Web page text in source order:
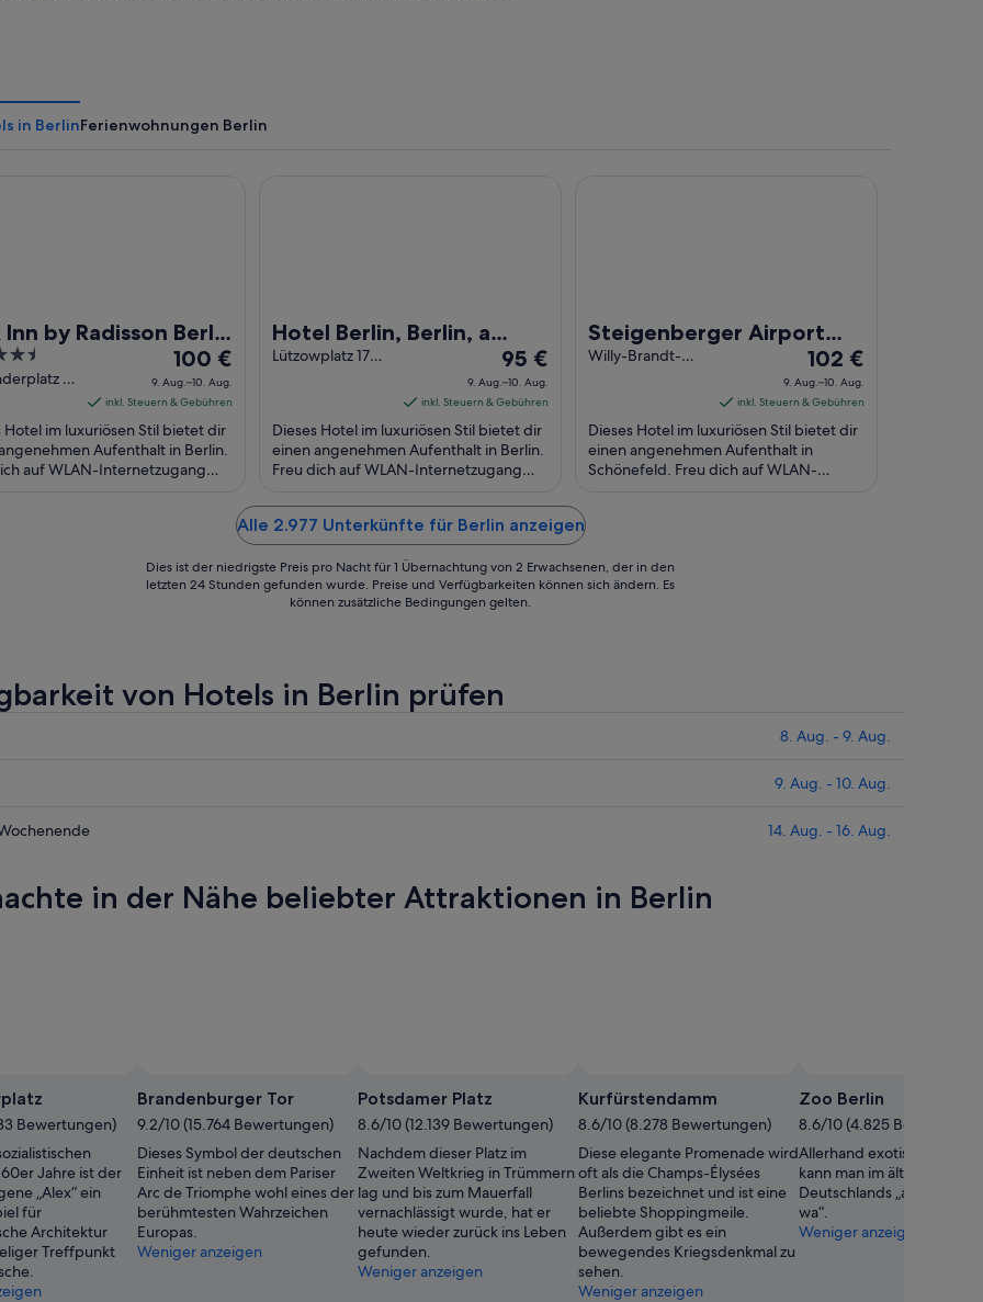
in BerlinFerienwohnungen Berlin
Inn by Radisson Berlin
7
Der
Preis
beträgt
100 €
pro
Nacht
bis
zum
100 €
9. Aug.–10. Aug.
inkl. Steuern & Gebühren
Hotel im luxuriösen Stil bietet dir
Aufenthalt in Berlin.
auf WLAN-Internetzugang
Hotel Berlin, Berlin, a
member of Radisson
Lützowplatz 17
Der
Preis
beträgt
95 €
pro
Nacht
9.
Aug.
bis
zum
10.
95 €
9. Aug.–10. Aug.
inkl. Steuern & Gebühren
Dieses Hotel im luxuriösen Stil bietet dir
einen angenehmen Aufenthalt in Berlin.
Freu dich auf WLAN-Internetzugang
und ...
Steigenberger Airport
Hotel Berlin
Willy-Brandt-
Der
Preis
beträgt
102 €
pro
Nacht
102 €
9. Aug.–10. Aug.
inkl. Steuern & Gebühren
Dieses Hotel im luxuriösen Stil bietet dir
einen angenehmen Aufenthalt in
Schönefeld. Freu dich auf WLAN-
Alle 2.977 Unterkünfte für Berlin anzeigen
Dies ist der niedrigste Preis pro Nacht für 1 Übernachtung von 2 Erwachsenen, der in den
letzten 24 Stunden gefunden wurde. Preise und Verfügbarkeiten können sich ändern. Es
können zusätzliche Bedingungen gelten.
von Hotels in Berlin prüfen
8. Aug. - 9. Aug.
9. Aug. - 10. Aug.
14. Aug. - 16. Aug.
in der Nähe beliebter Attraktionen in Berlin
Bewertungen)
Jahre ist der
„Alex“ ein
für
Architektur
Treffpunkt
Brandenburger Tor
9.2/10 (15.764 Bewertungen)
Dieses Symbol der deutschen
Einheit ist neben dem Pariser
Arc de Triomphe wohl eines der
berühmtesten Wahrzeichen
Europas.
Weniger anzeigen
Potsdamer Platz
8.6/10 (12.139 Bewertungen)
Nachdem dieser Platz im
Zweiten Weltkrieg in Trümmern
lag und bis zum Mauerfall
vernachlässigt wurde, hat er
heute wieder zurück ins Leben
gefunden.
Weniger anzeigen
Kurfürstendamm
8.6/10 (8.278 Bewertungen)
Diese elegante Promenade wird
oft als die Champs-Élysées
Berlins bezeichnet und ist eine
beliebte Shoppingmeile.
Außerdem gibt es ein
bewegendes Kriegsdenkmal zu
sehen.
Weniger anzeigen
Zoo Berlin
8.6/10 (4.825
Allerhand exotische
kann man im ältesten
Deutschlands „ankiekn
wa“.
Weniger anzeigen